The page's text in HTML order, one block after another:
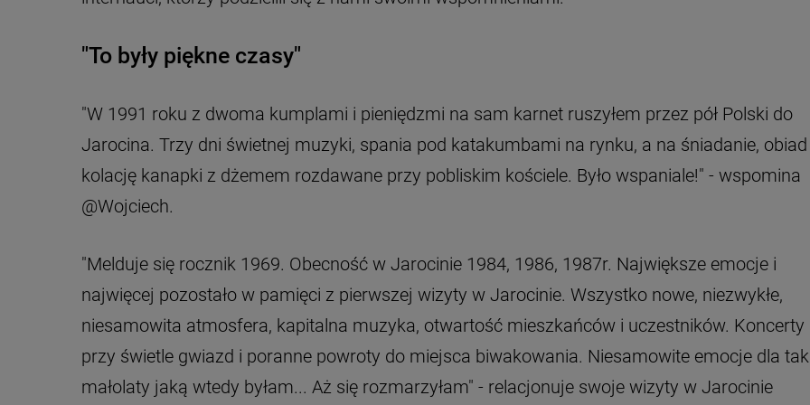
"To były piękne czasy"
"W 1991 roku z dwoma kumplami i pieniędzmi na sam karnet ruszyłem przez pół Polski do
Jarocina. Trzy dni świetnej muzyki, spania pod katakumbami na rynku, a na śniadanie,
kolację kanapki z dżemem rozdawane przy pobliskim kościele. Było wspaniale!" - wspomina
@Wojciech.
"Melduje się rocznik 1969. Obecność w Jarocinie 1984, 1986, 1987r. Największe emocje i
najwięcej pozostało w pamięci z pierwszej wizyty w Jarocinie. Wszystko nowe, niezwykłe,
niesamowita atmosfera, kapitalna muzyka, otwartość mieszkańców i uczestników. Koncerty
przy świetle gwiazd i poranne powroty do miejsca biwakowania. Niesamowite emocje dla
małolaty jaką wtedy byłam... Aż się rozmarzyłam" - relacjonuje swoje wizyty w Jarocinie